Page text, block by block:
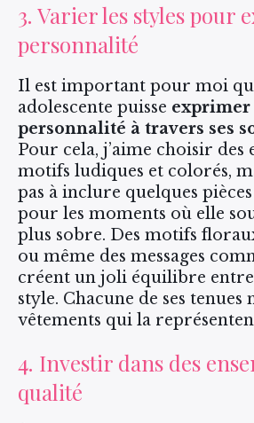
3. Varier les styles pour
personnalité
Il est important pour moi
adolescente puisse exprimer
personnalité à travers ses
Pour cela, j’aime choisir des
motifs ludiques et colorés,
pas à inclure quelques
pour les moments où elle
plus sobre. Des motifs
ou même des messages
créent un joli équilibre
style. Chacune de ses tenues
vêtements qui la
4. Investir dans des
qualité